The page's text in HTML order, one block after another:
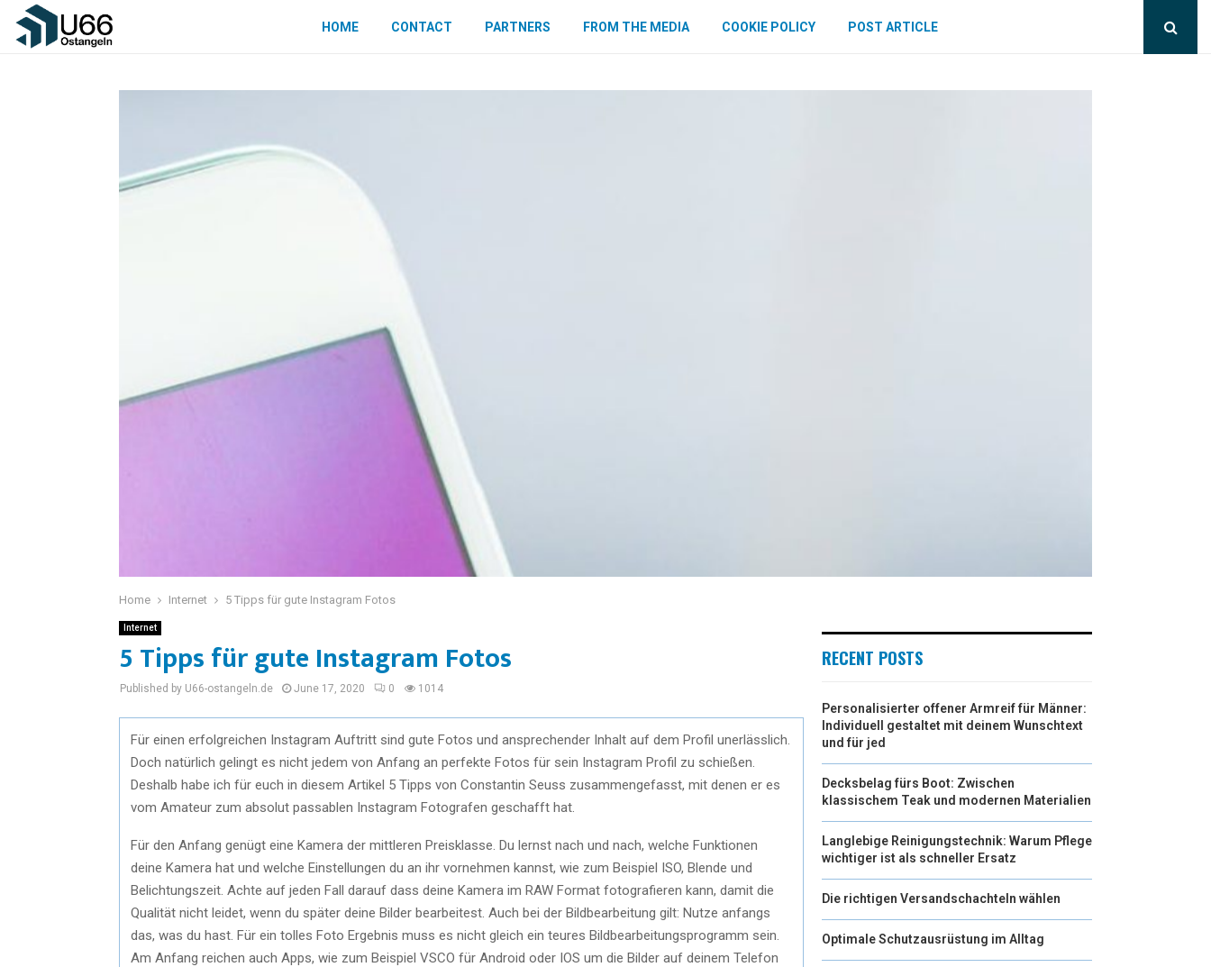
HOME CONTACT PARTNERS FROM THE MEDIA COOKIE POLICY POST ARTICLE
Home Internet 5 Tipps für gute Instagram Fotos
Internet
5 Tipps für gute Instagram Fotos
Published by U66-ostangeln.de June 17, 2020 0 1014
Für einen erfolgreichen Instagram Auftritt sind gute Fotos und ansprechender Inhalt auf dem Profil unerlässlich.
Doch natürlich gelingt es nicht jedem von Anfang an perfekte Fotos für sein Instagram Profil zu schießen.
Deshalb habe ich für euch in diesem Artikel 5 Tipps von Constantin Seuss zusammengefasst, mit denen er es
vom Amateur zum absolut passablen Instagram Fotografen geschafft hat.
Für den Anfang genügt eine Kamera der mittleren Preisklasse. Du lernst nach und nach, welche Funktionen
deine Kamera hat und welche Einstellungen du an ihr vornehmen kannst, wie zum Beispiel ISO, Blende und
Belichtungszeit. Achte auf jeden Fall darauf dass deine Kamera im RAW Format fotografieren kann, damit die
Qualität nicht leidet, wenn du später deine Bilder bearbeitest. Auch bei der Bildbearbeitung gilt: Nutze anfangs
das, was du hast. Für ein tolles Foto Ergebnis muss es nicht gleich ein teures Bildbearbeitungsprogramm sein.
Am Anfang reichen auch Apps, wie zum Beispiel VSCO für Android oder IOS um die Bilder auf deinem Telefon
RECENT POSTS
Personalisierter offener Armreif für Männer:
Individuell gestaltet mit deinem Wunschtext
und für jed
Decksbelag fürs Boot: Zwischen
klassischem Teak und modernen Materialien
Langlebige Reinigungstechnik: Warum Pflege
wichtiger ist als schneller Ersatz
Die richtigen Versandschachteln wählen
Optimale Schutzausrüstung im Alltag